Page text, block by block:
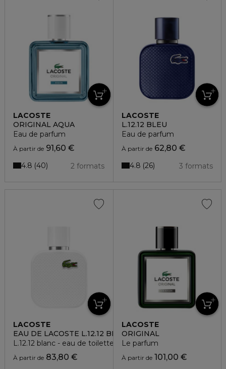
LACOSTE
ORIGINAL AQUA
Eau de parfum
À partir de 91,60 €
2 formats
4.8 40
LACOSTE
L.12.12 BLEU
Eau de parfum
À partir de62,80 €
3 formats
4.8 26
LACOSTE
EAU DE LACOSTE L.12.12 BLANC
L.12.12 blanc - eau de toilette
À partir de 83,80 €
LACOSTE
ORIGINAL
Le parfum
À partir de101,00 €